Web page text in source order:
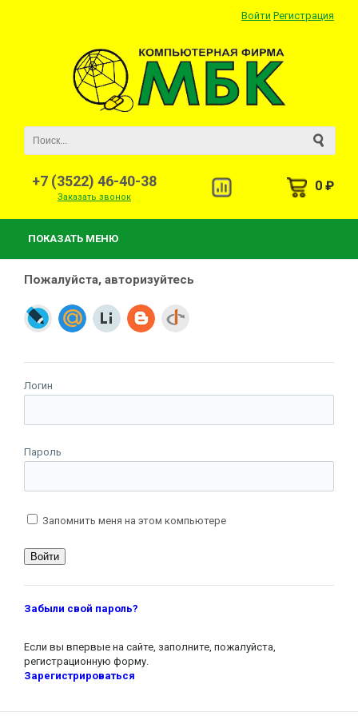
Войти Регистрация
+7 (3522) 46-40-38
Заказать звонок
0 ₽
ПОКАЗАТЬ МЕНЮ
Пожалуйста, авторизуйтесь
Логин
Пароль
Запомнить меня на этом компьютере
Забыли свой пароль?
Если вы впервые на сайте, заполните, пожалуйста,
регистрационную форму.
Зарегистрироваться